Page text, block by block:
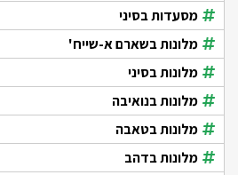
מסעדות בסיני
מלונות בשארם א-שייח'
מלונות בסיני
מלונות בנואיבה
מלונות בטאבה
מלונות בדהב